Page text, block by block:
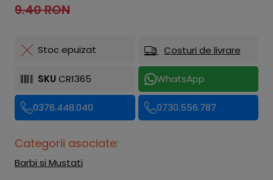
9.40 RON
Stoc epuizat Costuri de livrare
SKU CR1365 WhatsApp
0376.448.040 0730.556.787
Categorii asociate:
Barbi si Mustati